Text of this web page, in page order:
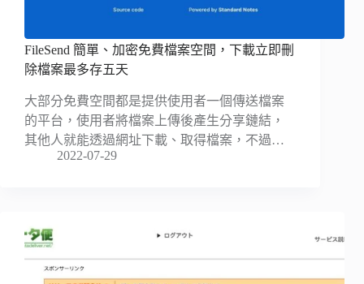
FileSend 簡單、加密免費檔案空間，下載立即刪
除檔案最多存五天
大部分免費空間都是提供使用者一個傳送檔案
的平台，使用者將檔案上傳後產生分享鏈結，
其他人就能透過網址下載、取得檔案，不過…
2022-07-29